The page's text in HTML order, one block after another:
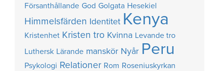
Försanthållande God Golgata Hesekiel
Himmelsfärden Identitet Kenya
Kristenhet Kristen tro Kvinna Levande tro
Luthersk Lärande manskör Nyår Peru
Psykologi Relationer Rom Roseniuskyrkan